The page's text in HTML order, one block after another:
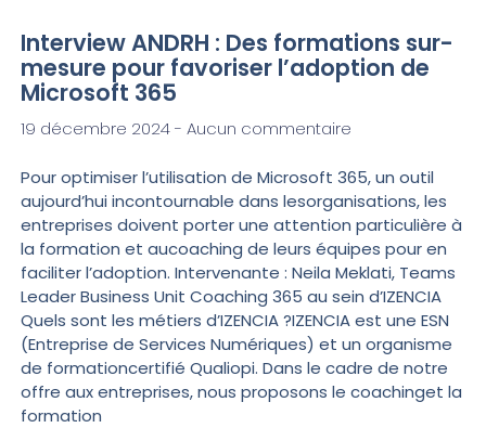
Interview ANDRH : Des formations sur-
mesure pour favoriser l’adoption de
Microsoft 365
19 décembre 2024 Aucun commentaire
Pour optimiser l’utilisation de Microsoft 365, un outil
aujourd’hui incontournable dans lesorganisations, les
entreprises doivent porter une attention particulière à
la formation et aucoaching de leurs équipes pour en
faciliter l’adoption. Intervenante : Neila Meklati, Teams
Leader Business Unit Coaching 365 au sein d’IZENCIA
Quels sont les métiers d’IZENCIA ?IZENCIA est une ESN
(Entreprise de Services Numériques) et un organisme
de formationcertifié Qualiopi. Dans le cadre de notre
offre aux entreprises, nous proposons le coachinget la
formation